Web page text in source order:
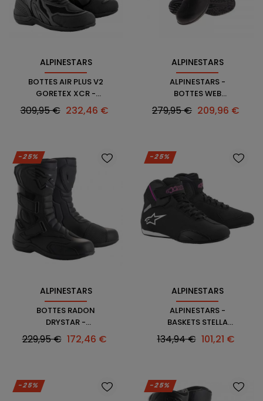
ALPINESTARS
BOTTES AIR PLUS V2
GORETEX XCR -
ALPINESTARS
Prix
309,95 € Prix
232,46 €
ALPINESTARS
ALPINESTARS -
BOTTES WEB
GORETEX
Prix
279,95 € Prix
209,96 €
-25%
ALPINESTARS
BOTTES RADON
DRYSTAR -
ALPINESTARS
Prix
229,95 € Prix
172,46 €
-25%
ALPINESTARS
ALPINESTARS -
BASKETS STELLA
SEKTOR
Prix
134,94 € Prix
101,21 €
-25% -25%